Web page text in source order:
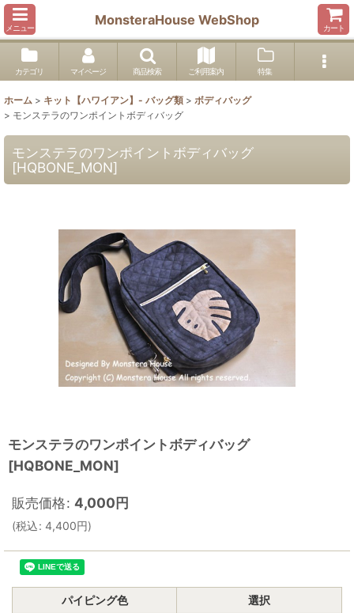
メニュー
MonsteraHouse WebShop
カート
カテゴリ マイページ 商品検索 ご利用案内 特集
ホーム > キット【ハワイアン】- バッグ類 > ボディバッグ
> モンステラのワンポイントボディバッグ
モンステラのワンポイントボディバッグ
[HQBONE_MON]
モンステラのワンポイントボディバッグ
[HQBONE_MON]
販売価格: 4,000円
(税込: 4,400円)
パイピング色 選択